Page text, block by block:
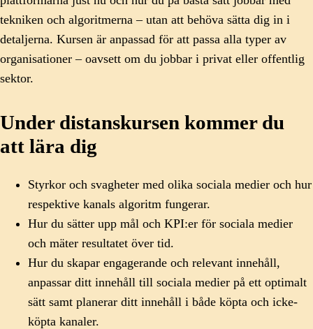
tekniken och algoritmerna – utan att behöva sätta dig in i
detaljerna. Kursen är anpassad för att passa alla typer av
organisationer – oavsett om du jobbar i privat eller offentlig
sektor.
Under distanskursen kommer du
att lära dig
Styrkor och svagheter med olika sociala medier och hur
respektive kanals algoritm fungerar.
Hur du sätter upp mål och KPI:er för sociala medier
och mäter resultatet över tid.
Hur du skapar engagerande och relevant innehåll,
anpassar ditt innehåll till sociala medier på ett optimalt
sätt samt planerar ditt innehåll i både köpta och icke-
köpta kanaler.